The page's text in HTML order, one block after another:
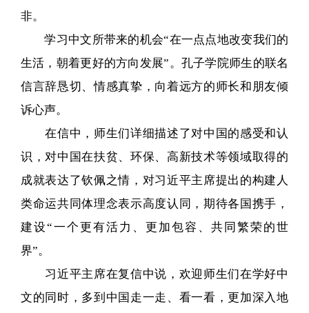
非。
学习中文所带来的机会“在一点点地改变我们的
生活，朝着更好的方向发展”。孔子学院师生的联名
信言辞恳切、情感真挚，向着远方的师长和朋友倾
诉心声。
在信中，师生们详细描述了对中国的感受和认
识，对中国在扶贫、环保、高新技术等领域取得的
成就表达了钦佩之情，对习近平主席提出的构建人
类命运共同体理念表示高度认同，期待各国携手，
建设“一个更有活力、更加包容、共同繁荣的世
界”。
习近平主席在复信中说，欢迎师生们在学好中
文的同时，多到中国走一走、看一看，更加深入地